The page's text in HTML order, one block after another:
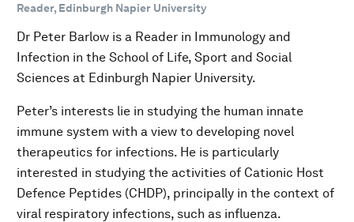
Reader, Edinburgh Napier University
Dr Peter Barlow is a Reader in Immunology and
Infection in the School of Life, Sport and Social
Sciences at Edinburgh Napier University.
Peter’s interests lie in studying the human innate
immune system with a view to developing novel
therapeutics for infections. He is particularly
interested in studying the activities of Cationic Host
Defence Peptides (CHDP), principally in the context of
viral respiratory infections, such as influenza.